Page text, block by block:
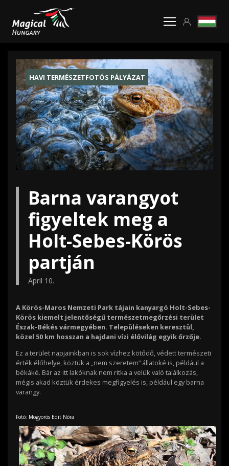
HAVI TERMÉSZETFOTÓS PÁLYÁZAT
Barna varangyot
figyeltek meg a
Holt-Sebes-Körös
partján
April 10.
A Körös-Maros Nemzeti Park tájain kanyargó Holt-Sebes-
Körös kiemelt jelentőségű természetmegőrzési terület
Észak-Békés vármegyében. Településeken keresztül,
közel 50 km hosszan a hajdani vízi élővilág egyik őrzője.
Ez a terület napjainkban is sok vízhez kötődő, védett természeti
érték élőhelye, köztük a „nem szeretem” állatoké is, például a
békáké. Bár az itt lakóknak nem ritka a velük való találkozás,
mégis akad köztük érdekes megfigyelés is, például egy barna
varangy.
Fotó: Mogyorós Edit Nóra